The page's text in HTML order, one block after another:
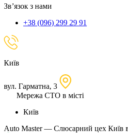
Зв’язок з нами
+38 (096) 299 29 91
Київ
вул. Гарматна, 3
Мережа СТО в місті
Київ
Auto Master — Слюсарний цех Київ